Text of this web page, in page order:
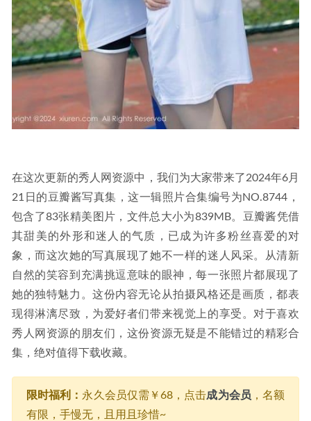
在这次更新的秀人网资源中，我们为大家带来了2024年6月
21日的豆瓣酱写真集，这一辑照片合集编号为NO.8744，
包含了83张精美图片，文件总大小为839MB。豆瓣酱凭借
其甜美的外形和迷人的气质，已成为许多粉丝喜爱的对
象，而这次她的写真展现了她不一样的迷人风采。从清新
自然的笑容到充满挑逗意味的眼神，每一张照片都展现了
她的独特魅力。这份内容无论从拍摄风格还是画质，都表
现得淋漓尽致，为爱好者们带来视觉上的享受。对于喜欢
秀人网资源的朋友们，这份资源无疑是不能错过的精彩合
集，绝对值得下载收藏。
限时福利： 永久会员仅需￥68，点击成为会员 ，名额
有限，手慢无，且用且珍惜~